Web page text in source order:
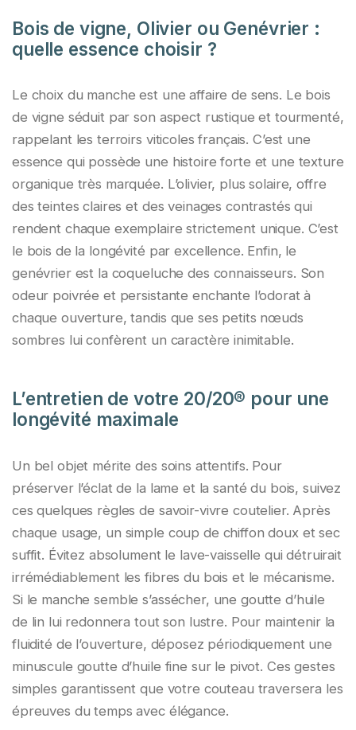
Bois de vigne, Olivier ou Genévrier :
quelle essence choisir ?
Le choix du manche est une affaire de sens. Le bois
de vigne séduit par son aspect rustique et tourmenté,
rappelant les terroirs viticoles français. C’est une
essence qui possède une histoire forte et une texture
organique très marquée. L’olivier, plus solaire, offre
des teintes claires et des veinages contrastés qui
rendent chaque exemplaire strictement unique. C’est
le bois de la longévité par excellence. Enfin, le
genévrier est la coqueluche des connaisseurs. Son
odeur poivrée et persistante enchante l’odorat à
chaque ouverture, tandis que ses petits nœuds
sombres lui confèrent un caractère inimitable.
L’entretien de votre 20/20® pour une
longévité maximale
Un bel objet mérite des soins attentifs. Pour
préserver l’éclat de la lame et la santé du bois, suivez
ces quelques règles de savoir-vivre coutelier. Après
chaque usage, un simple coup de chiffon doux et sec
suffit. Évitez absolument le lave-vaisselle qui détruirait
irrémédiablement les fibres du bois et le mécanisme.
Si le manche semble s’assécher, une goutte d’huile
de lin lui redonnera tout son lustre. Pour maintenir la
fluidité de l’ouverture, déposez périodiquement une
minuscule goutte d’huile fine sur le pivot. Ces gestes
simples garantissent que votre couteau traversera les
épreuves du temps avec élégance.